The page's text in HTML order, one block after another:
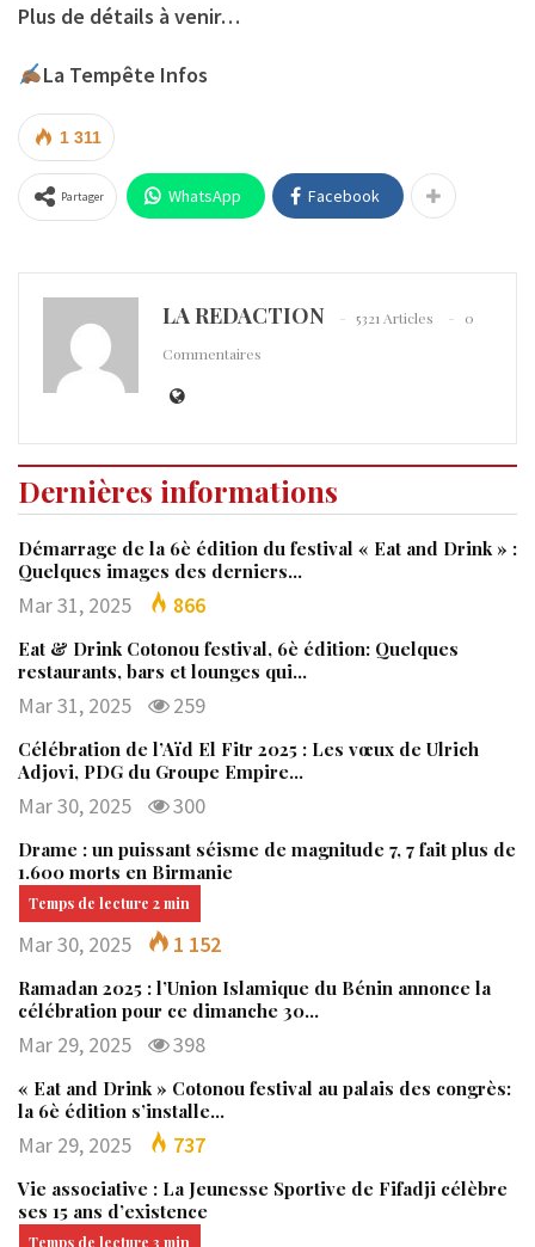
Plus de détails à venir…
La Tempête Infos
1 311
Partager WhatsApp Facebook
LA REDACTION 5321 Articles
0
Commentaires
Dernières informations
Démarrage de la 6è édition du festival « Eat and Drink » :
Quelques images des derniers…
Mar 31, 2025 866
Eat & Drink Cotonou festival, 6è édition: Quelques
restaurants, bars et lounges qui…
Mar 31, 2025 259
Célébration de l’Aïd El Fitr 2025 : Les vœux de Ulrich
Adjovi, PDG du Groupe Empire…
Mar 30, 2025 300
Drame : un puissant séisme de magnitude 7, 7 fait plus de
1.600 morts en Birmanie
Mar 30, 2025 1 152
Ramadan 2025 : l’Union Islamique du Bénin annonce la
célébration pour ce dimanche 30…
Mar 29, 2025 398
« Eat and Drink » Cotonou festival au palais des congrès:
la 6è édition s’installe…
Mar 29, 2025 737
Vie associative : La Jeunesse Sportive de Fifadji célèbre
ses 15 ans d’existence